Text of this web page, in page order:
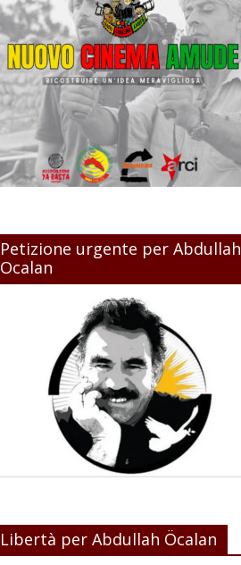
Petizione urgente per Abdullah
Ocalan
Libertà per Abdullah Öcalan